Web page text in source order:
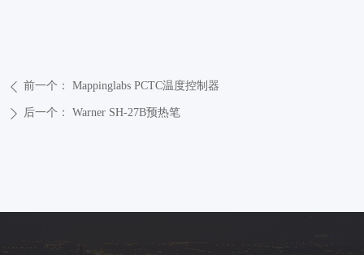
ꄴ 前一个： Mappinglabs PCTC温度控制器
ꄲ 后一个： Warner SH-27B预热笔